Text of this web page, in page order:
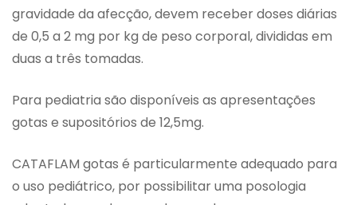
gravidade da afecção, devem receber doses diárias
de 0,5 a 2 mg por kg de peso corporal, divididas em
duas a três tomadas.
Para pediatria são disponíveis as apresentações
gotas e supositórios de 12,5mg.
CATAFLAM gotas é particularmente adequado para
o uso pediátrico, por possibilitar uma posologia